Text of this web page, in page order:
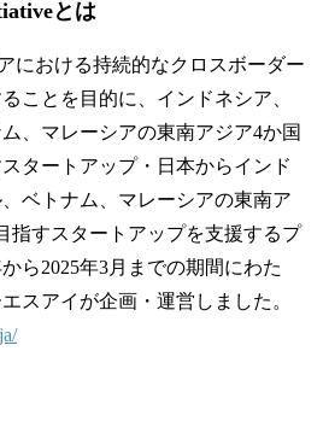
とは
における持続的なクロスボーダー
ことを目的に、インドネシア、
、マレーシアの東南アジア4か国
タートアップ・日本からインド
ベトナム、マレーシアの東南ア
指すスタートアップを支援するプ
ら2025年3月までの期間にわた
スアイが企画・運営しました。